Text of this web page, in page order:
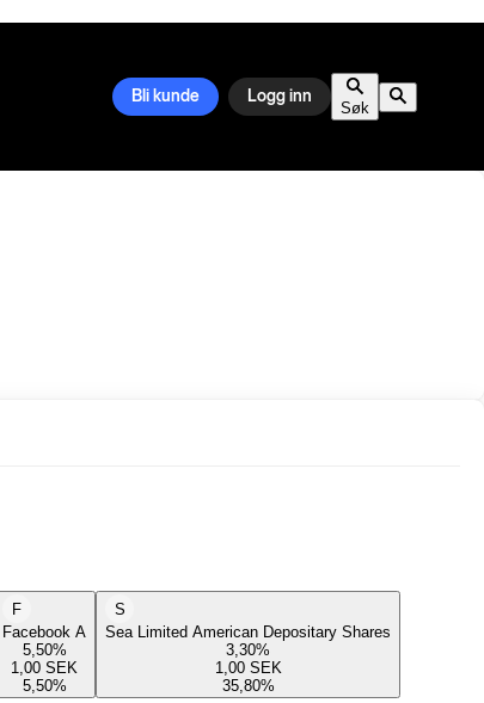
Bli kunde Logg inn
Søk
F
Facebook A
5,50%
1,00 SEK
5,50%
S
Sea Limited American Depositary Shares
3,30%
1,00 SEK
35,80%